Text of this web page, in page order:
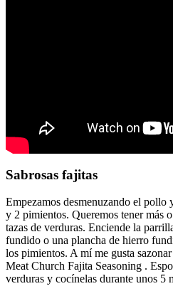
Sabrosas fajitas
Empezamos desmenuzando el pollo
y 2 pimientos. Queremos tener más
tazas de verduras. Enciende la
fundido o una plancha de hierro
los pimientos. A mí me gusta
Meat Church Fajita Seasoning .
verduras y cocínelas durante unos 5